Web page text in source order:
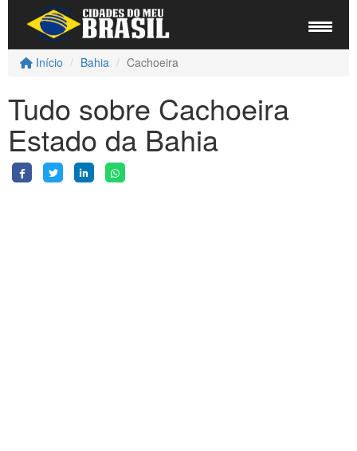
Início Bahia Cachoeira
Tudo sobre Cachoeira
Estado da Bahia